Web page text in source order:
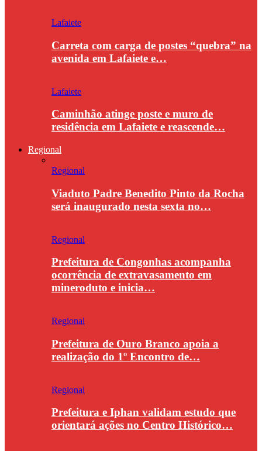
Lafaiete
Carreta com carga de postes “quebra” na
avenida em Lafaiete e…
Lafaiete
Caminhão atinge poste e muro de
residência em Lafaiete e reascende…
Regional
Regional
Viaduto Padre Benedito Pinto da Rocha
será inaugurado nesta sexta no…
Regional
Prefeitura de Congonhas acompanha
ocorrência de extravasamento em
mineroduto e inicia…
Regional
Prefeitura de Ouro Branco apoia a
realização do 1º Encontro de…
Regional
Prefeitura e Iphan validam estudo que
orientará ações no Centro Histórico…